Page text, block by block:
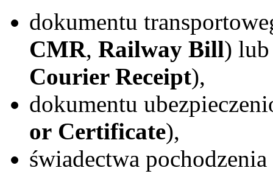
dokumentu
CMR, Railway Bill)
Courier Receipt),
dokumentu
or Certificate),
świadectwa pochodzenia